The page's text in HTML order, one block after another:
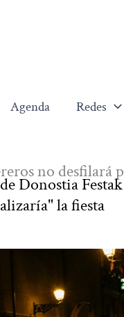
Agenda Redes
no desfilará
Donostia
la fiesta